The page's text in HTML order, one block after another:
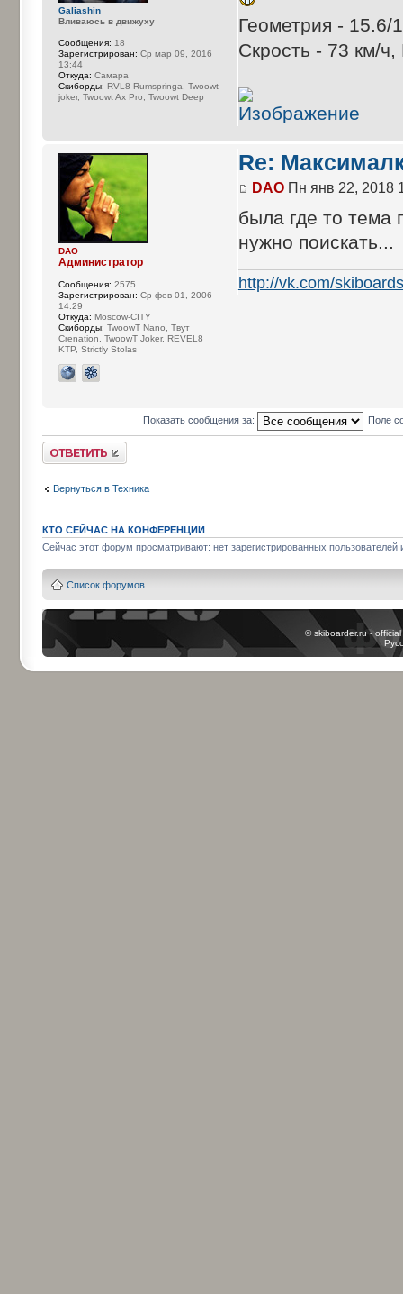
Геометрия - 15.6/
Скрость - 73 км/
Galiashin
Вливаюсь в движуху
Сообщения: 18
Зарегистрирован: Ср мар 09, 2016
13:44
Откуда: Самара
Cкиборды: RVL8 Rumspringa, Twoowt
joker, Twoowt Ax Pro, Twoowt Deep
Re:
DAOПн янв 22, 2018
была где то тема
нужно поискать...
http://vk.com/skiboards
DAO
Администратор
Сообщения: 2575
Зарегистрирован: Ср фев 01, 2006
14:29
Откуда: Moscow-CITY
Cкиборды: TwoowT Nano, Твут
Crenation, TwoowT Joker, REVEL8
KTP, Strictly Stolas
Показать сообщения за: Поле
Ответить
Вернуться в Техника
КТО СЕЙЧАС НА КОНФЕРЕНЦИИ
Сейчас этот форум просматривают: нет зарегистрированных пользователей
Список форумов
© skiboarder.ru -